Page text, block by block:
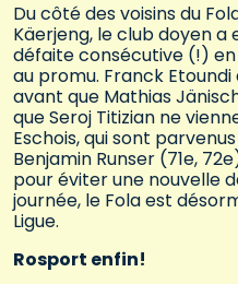
Du côté des voisins du
Käerjeng, le club doyen a
défaite consécutive (!)
au promu. Franck
avant que Mathias
que Seroj Titizian ne
Eschois, qui sont
Benjamin Runser (71e,
pour éviter une nouvelle
journée, le Fola est
Ligue.
Rosport enfin!